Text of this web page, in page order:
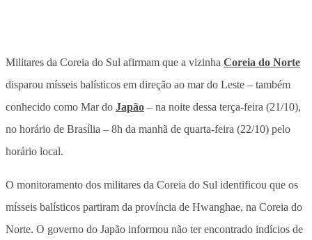
Militares da Coreia do Sul afirmam que a vizinha Coreia do Norte
disparou mísseis balísticos em direção ao mar do Leste – também
conhecido como Mar do Japão – na noite dessa terça-feira (21/10),
no horário de Brasília – 8h da manhã de quarta-feira (22/10) pelo
horário local.
O monitoramento dos militares da Coreia do Sul identificou que os
mísseis balísticos partiram da província de Hwanghae, na Coreia do
Norte. O governo do Japão informou não ter encontrado indícios de